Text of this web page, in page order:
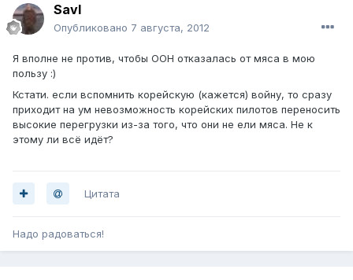
Savl
Опубликовано 7 августа, 2012
Я вполне не против, чтобы ООН отказалась от мяса в мою
пользу :)
Кстати. если вспомнить корейскую (кажется) войну, то сразу
приходит на ум невозможность корейских пилотов переносить
высокие перегрузки из-за того, что они не ели мяса. Не к
этому ли всё идёт?
Цитата
Надо радоваться!